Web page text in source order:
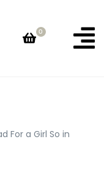
0
For a Girl So in